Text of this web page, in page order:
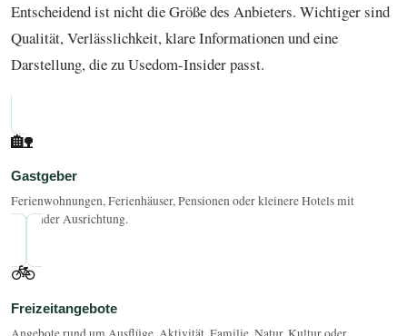
Entscheidend ist nicht die Größe des Anbieters. Wichtiger sind
Qualität, Verlässlichkeit, klare Informationen und eine
Darstellung, die zu Usedom-Insider passt.
🏡
Gastgeber
Ferienwohnungen, Ferienhäuser, Pensionen oder kleinere Hotels mit
passender Ausrichtung.
🚲
Freizeitangebote